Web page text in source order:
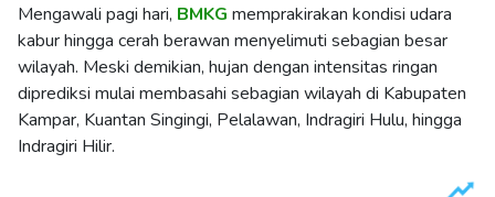
Mengawali pagi hari, BMKG memprakirakan kondisi udara
kabur hingga cerah berawan menyelimuti sebagian besar
wilayah. Meski demikian, hujan dengan intensitas ringan
diprediksi mulai membasahi sebagian wilayah di Kabupaten
Kampar, Kuantan Singingi, Pelalawan, Indragiri Hulu, hingga
Indragiri Hilir.